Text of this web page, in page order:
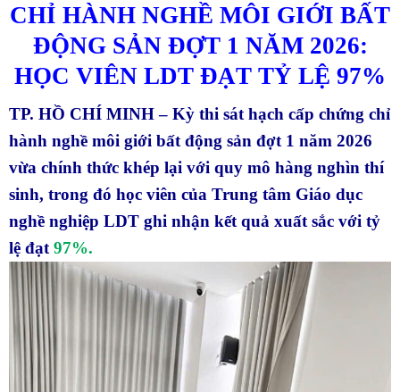
CHỈ HÀNH NGHỀ MÔI GIỚI BẤT
ĐỘNG SẢN ĐỢT 1 NĂM 2026:
HỌC VIÊN LDT ĐẠT TỶ LỆ 97%
TP. HỒ CHÍ MINH – Kỳ thi sát hạch cấp chứng chỉ
hành nghề môi giới bất động sản đợt 1 năm 2026
vừa chính thức khép lại với quy mô hàng nghìn thí
sinh, trong đó học viên của Trung tâm Giáo dục
nghề nghiệp LDT ghi nhận kết quả xuất sắc với tỷ
lệ đạt 97%.